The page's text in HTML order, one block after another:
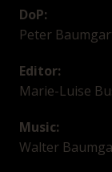
DoP:
Peter
Editor:
Marie-Luise
Music:
Walter